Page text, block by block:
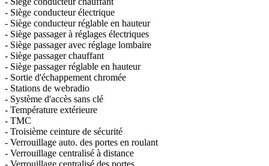
- Siège conducteur électrique
- Siège conducteur réglable en hauteur
- Siège passager à réglages électriques
- Siège passager avec réglage lombaire
- Siège passager chauffant
- Siège passager réglable en hauteur
- Sortie d'échappement chromée
- Stations de webradio
- Système d'accès sans clé
- Température extérieure
- TMC
- Troisième ceinture de sécurité
- Verrouillage auto. des portes en roulant
- Verrouillage centralisé à distance
- Verrouillage centralisé des portes